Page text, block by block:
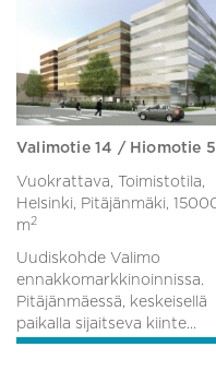
Valimotie 14 / Hiomotie 5
Vuokrattava, Toimistotila,
Helsinki, Pitäjänmäki,
m 2
Uudiskohde Valimo
ennakkomarkkinoinnissa.
Pitäjänmäessä, keskeisellä
paikalla sijaitseva kiinte...